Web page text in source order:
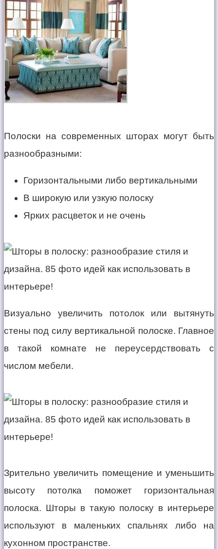
Полоски на современных шторах могут быть
разнообразными:
Горизонтальными либо вертикальными
В широкую или узкую полоску
Ярких расцветок и не очень
Визуально увеличить потолок или вытянуть
стены под силу вертикальной полоске. Главное
в такой комнате не переусердствовать с
числом мебели.
Зрительно увеличить помещение и уменьшить
высоту потолка поможет горизонтальная
полоска. Шторы в такую полоску в интерьере
используют в маленьких спальнях либо на
кухонном пространстве.